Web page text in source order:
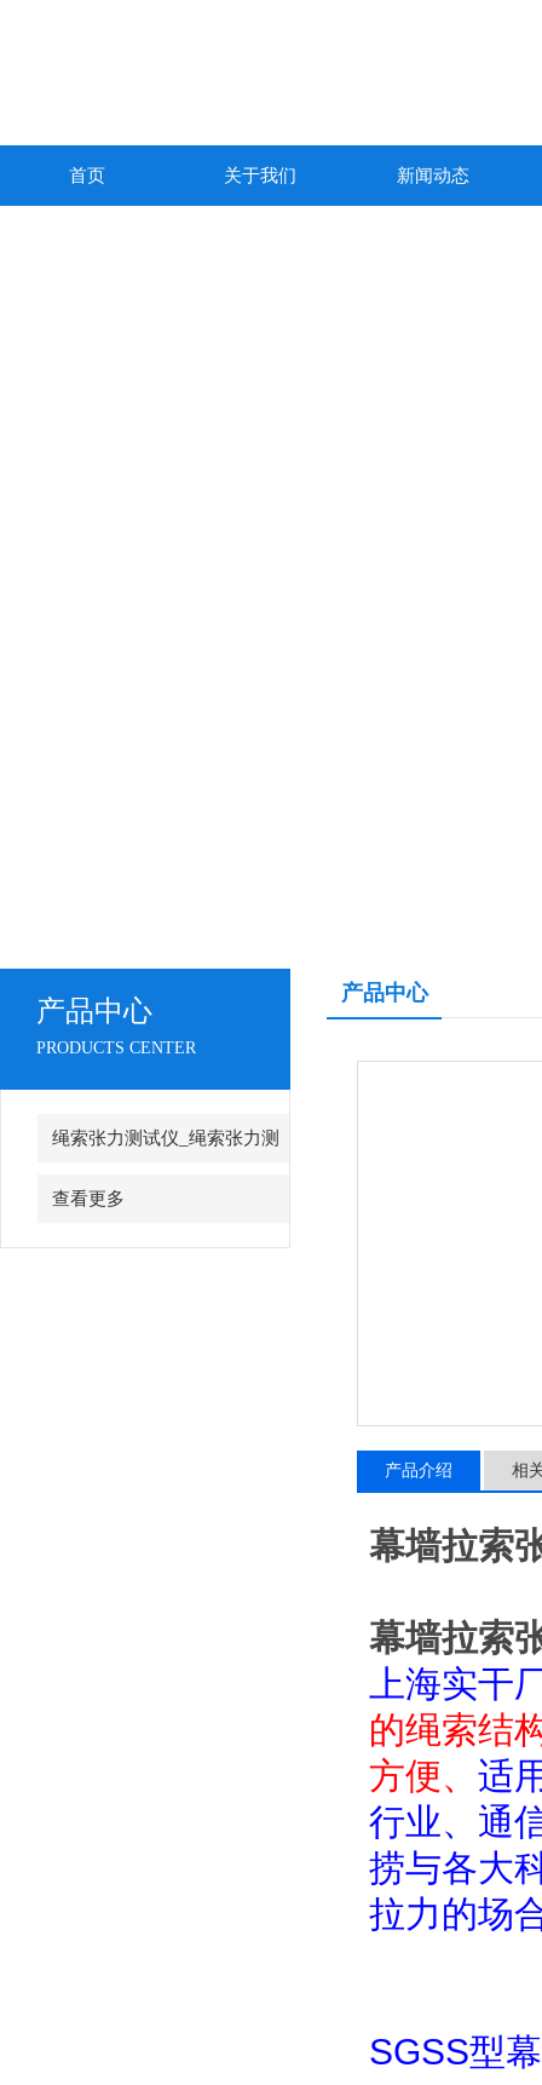
首页 关于我们 新闻动态
产品中心
PRODUCTS CENTER
绳索张力测试仪_绳索张力测
试仪
查看更多
产品中心
产品介绍 相
幕墙拉索
幕墙拉索
上海实干
的绳索结
方便、 适
行业、通
捞与各大
拉力的场
SGSS型